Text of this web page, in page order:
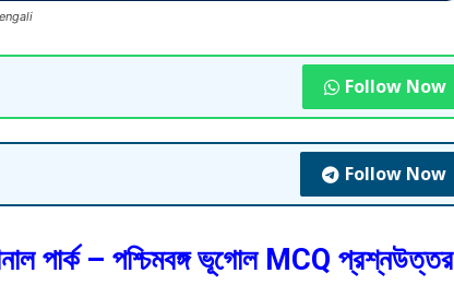
Follow Now
Follow Now
পার্ক – পশ্চিমবঙ্গ ভূগোল MCQ প্রশ্নউত্তর